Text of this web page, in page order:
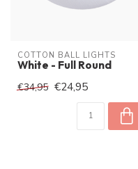
COTTON BALL LIGHTS
White - Full Round
€34,95 €24,95